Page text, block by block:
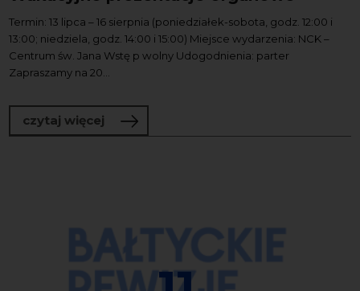
Termin: 13 lipca – 16 sierpnia (poniedziałek-sobota, godz. 12:00 i
13:00; niedziela, godz. 14:00 i 15:00) Miejsce wydarzenia: NCK –
Centrum św. Jana Wstę p wolny Udogodnienia: parter
Zapraszamy na 20...
czytaj więcej o Wakacyjne prezentacje organowe